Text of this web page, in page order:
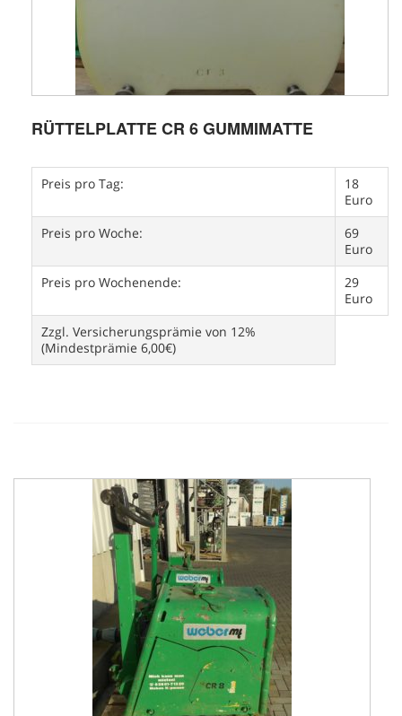
RÜTTELPLATTE CR 6 GUMMIMATTE
Preis pro Tag:
18
Euro
Preis pro Woche:
69
Euro
Preis pro Wochenende:
29
Euro
Zzgl. Versicherungsprämie von 12%
(Mindestprämie 6,00€)